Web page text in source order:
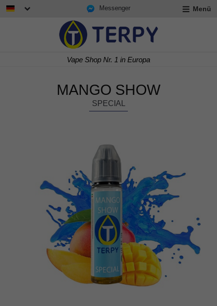
Messenger Menü
Vape Shop Nr. 1 in Europa
MANGO SHOW
SPECIAL